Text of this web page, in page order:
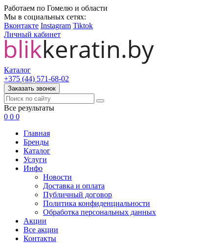
Работаем по Гомелю и области
Мы в социальных сетях:
Вконтакте Instagram Tiktok
Личный кабинет
Каталог
+375 (44) 571-68-02
Заказать звонок
Все результаты
0 0 0
Главная
Бренды
Каталог
Услуги
Инфо
Новости
Доставка и оплата
Публичный договор
Политика конфиденциальности
Обработка персональных данных
Акции
Все акции
Контакты